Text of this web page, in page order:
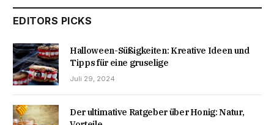
EDITORS PICKS
Halloween-Süßigkeiten: Kreative Ideen und
Tipps für eine gruselige
Juli 29, 2024
Der ultimative Ratgeber über Honig: Natur,